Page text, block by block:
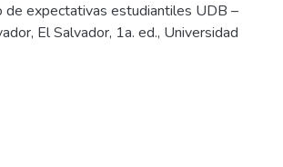
expectativas estudiantiles UDB –
El Salvador, 1a. ed., Universidad